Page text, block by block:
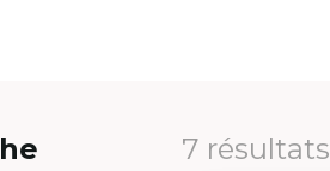
7 résultats